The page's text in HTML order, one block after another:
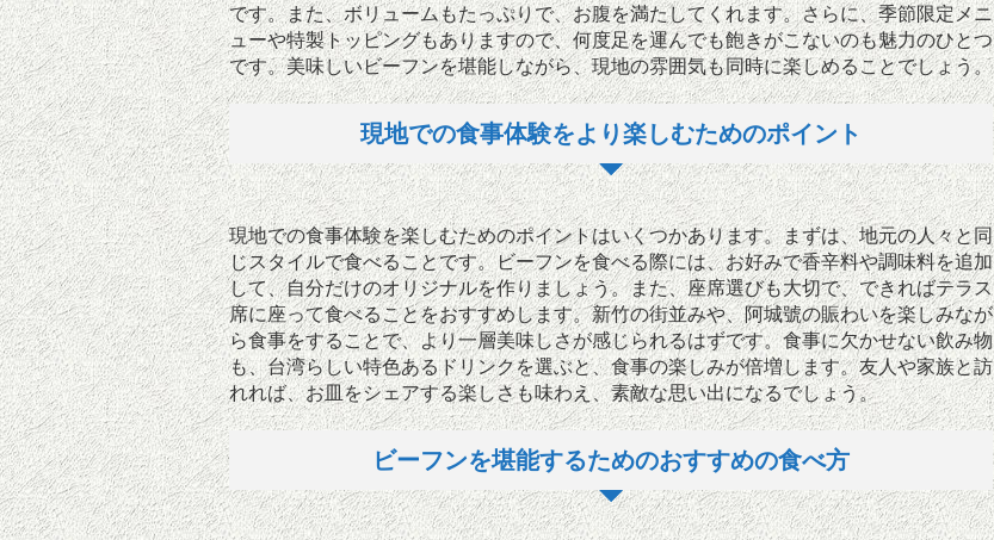
です。また、ボリュームもたっぷりで、お腹を満たしてくれます。さらに、季節限定メニ
ューや特製トッピングもありますので、何度足を運んでも飽きがこないのも魅力のひとつ
です。美味しいビーフンを堪能しながら、現地の雰囲気も同時に楽しめることでしょう。
現地での食事体験をより楽しむためのポイント
現地での食事体験を楽しむためのポイントはいくつかあります。まずは、地元の人々と同
じスタイルで食べることです。ビーフンを食べる際には、お好みで香辛料や調味料を追加
して、自分だけのオリジナルを作りましょう。また、座席選びも大切で、できればテラス
席に座って食べることをおすすめします。新竹の街並みや、阿城號の賑わいを楽しみなが
ら食事をすることで、より一層美味しさが感じられるはずです。食事に欠かせない飲み物
も、台湾らしい特色あるドリンクを選ぶと、食事の楽しみが倍増します。友人や家族と訪
れれば、お皿をシェアする楽しさも味わえ、素敵な思い出になるでしょう。
ビーフンを堪能するためのおすすめの食べ方